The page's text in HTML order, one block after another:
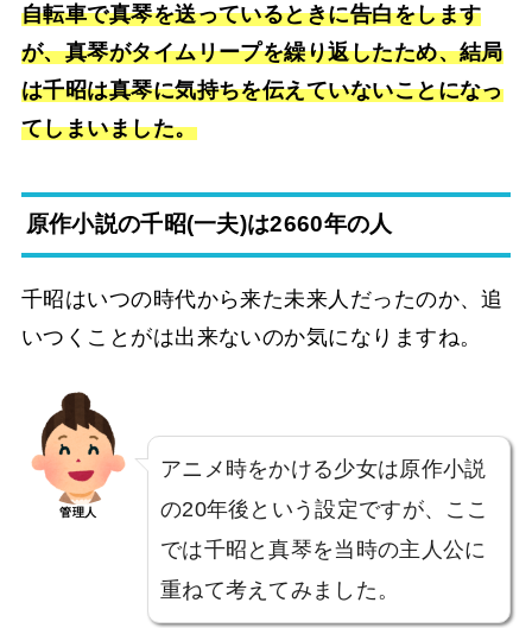
自転車で真琴を送っているときに告白をします
が、真琴がタイムリープを繰り返したため、結局
は千昭は真琴に気持ちを伝えていないことになっ
てしまいました。
原作小説の千昭(一夫)は2660年の人
千昭はいつの時代から来た未来人だったのか、追
いつくことがは出来ないのか気になりますね。
管理人
アニメ時をかける少女は原作小説
の20年後という設定ですが、ここ
では千昭と真琴を当時の主人公に
重ねて考えてみました。